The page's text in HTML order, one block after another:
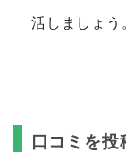
活しましょう
口コミを投